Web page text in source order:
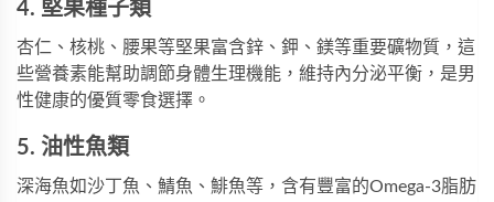
4. 堅果種子類
杏仁、核桃、腰果等堅果富含鋅、鉀、鎂等重要礦物質，這
些營養素能幫助調節身體生理機能，維持內分泌平衡，是男
性健康的優質零食選擇。
5. 油性魚類
深海魚如沙丁魚、鯖魚、鯡魚等，含有豐富的Omega-3脂肪